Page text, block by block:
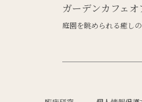
ガーデンカフェオ
庭園を眺められる癒し